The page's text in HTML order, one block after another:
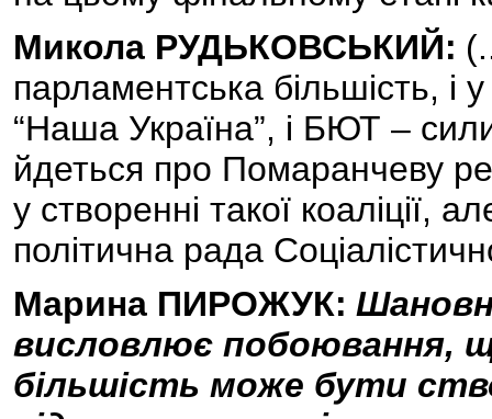
Микола РУДЬКОВСЬКИЙ:
парламентська більшість, і
“Наша Україна”, і БЮТ –
йдеться про Помаранчеву
у створенні такої коаліції,
політична рада
Марина ПИРОЖУК:
висловлює побоювання,
більшість може бути